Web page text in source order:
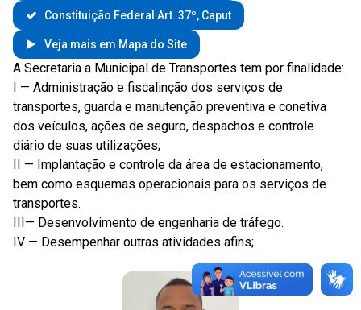
Constituição Federal Art. 37º, Caput
Veja mais em Mapa do Site
A Secretaria a Municipal de Transportes tem por finalidade:
I — Administração e fiscalinção dos serviços de
transportes, guarda e manutenção preventiva e conetiva
dos veículos, ações de seguro, despachos e controle
diário de suas utilizações;
II — Implantação e controle da área de estacionamento,
bem como esquemas operacionais para os serviços de
transportes.
III— Desenvolvimento de engenharia de tráfego.
IV — Desempenhar outras atividades afins;